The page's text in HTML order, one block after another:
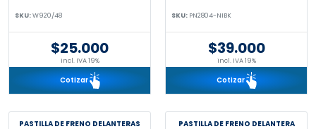
SKU:W920/48
$25.000
incl. IVA 19%
Cotizar
SKU: PN2804-NIBK
$39.000
incl. IVA 19%
Cotizar
PASTILLA DE FRENO DELANTERAS
PASTILLA DE FRENO DELANTERA